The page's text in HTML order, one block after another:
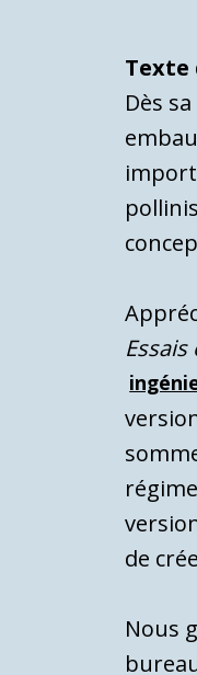
Texte
Dès
de
Nous